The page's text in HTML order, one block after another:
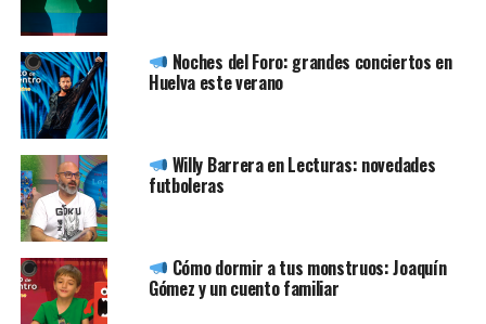
Noches del Foro: grandes conciertos en
Huelva este verano
Willy Barrera en Lecturas: novedades
futboleras
Cómo dormir a tus monstruos: Joaquín
Gómez y un cuento familiar